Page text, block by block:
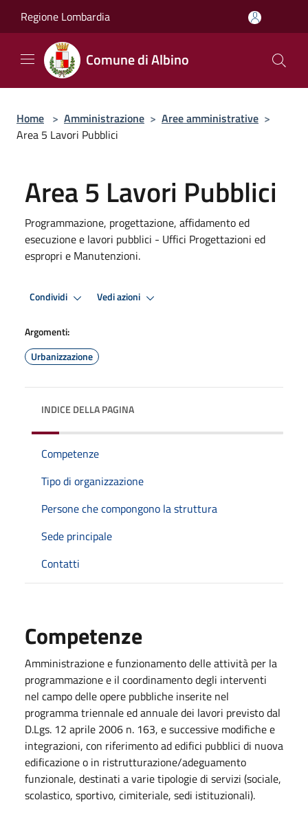
Regione Lombardia
Comune di Albino
Home > Amministrazione > Aree amministrative >
Area 5 Lavori Pubblici
Area 5 Lavori Pubblici
Programmazione, progettazione, affidamento ed
esecuzione e lavori pubblici - Uffici Progettazioni ed
espropri e Manutenzioni.
Condividi Vedi azioni
Argomenti:
Urbanizzazione
INDICE DELLA PAGINA
Competenze
Tipo di organizzazione
Persone che compongono la struttura
Sede principale
Contatti
Competenze
Amministrazione e funzionamento delle attività per la
programmazione e il coordinamento degli interventi
nel campo delle opere pubbliche inserite nel
programma triennale ed annuale dei lavori previsto dal
D.Lgs. 12 aprile 2006 n. 163, e successive modifiche e
integrazioni, con riferimento ad edifici pubblici di nuova
edificazione o in ristrutturazione/adeguamento
funzionale, destinati a varie tipologie di servizi (sociale,
scolastico, sportivo, cimiteriale, sedi istituzionali).